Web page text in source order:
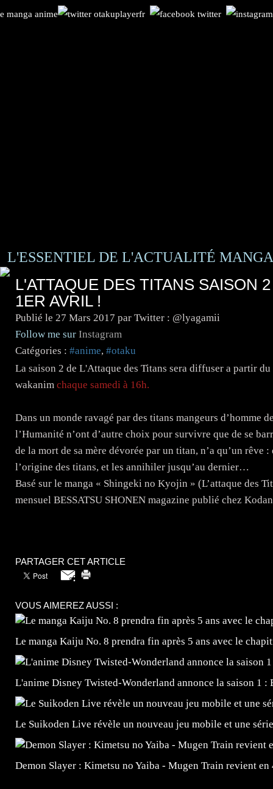
L'ESSENTIEL DE L'ACTUALITÉ
L'ATTAQUE DES TITANS SAISON
1ER AVRIL !
Publié le 27 Mars 2017 par Twitter : @lyagamii
Follow me sur Instagram
Catégories : #anime, #otaku
La saison 2 de L'Attaque des Titans sera diffuser a partir
wakanim chaque samedi à 16h.
Dans un monde ravagé par des titans mangeurs d’homme
l’Humanité n’ont d’autre choix pour survivre que de se
de la mort de sa mère dévorée par un titan, n’a qu’un
l’origine des titans, et les annihiler jusqu’au dernier…
Basé sur le manga « Shingeki no Kyojin » (L’attaque des
mensuel BESSATSU SHONEN magazine publié chez
PARTAGER CET ARTICLE
VOUS AIMEREZ AUSSI :
Le manga Kaiju No. 8 prendra fin après 5 ans avec le
L'anime Disney Twisted-Wonderland annonce la saison 1
Le Suikoden Live révèle un nouveau jeu mobile et une
Demon Slayer : Kimetsu no Yaiba - Mugen Train revient en